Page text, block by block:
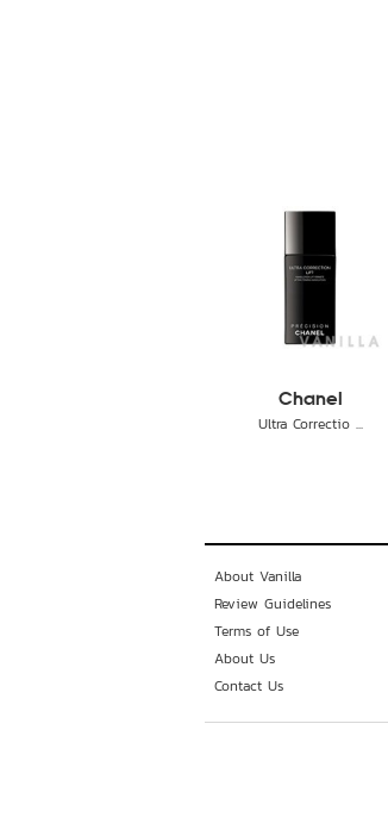
Chanel
Ultra Correctio ...
About Vanilla
Review Guidelines
Terms of Use
About Us
Contact Us